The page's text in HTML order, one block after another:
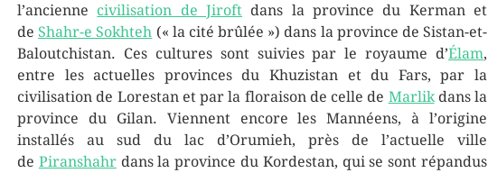
l’ancienne civilisation de Jiroft dans la province du Kerman et
deShahr-e Sokhteh (« la cité brûlée ») dans la province de Sistan-et-
Baloutchistan. Ces cultures sont suivies par le royaume d’Élam,
entre les actuelles provinces du Khuzistan et du Fars, par la
civilisation de Lorestan et par la floraison de celle de Marlikdans la
province du Gilan. Viennent encore les Mannéens, à l’origine
installés au sud du lac d’Orumieh, près de l’actuelle ville
de Piranshahrdans la province du Kordestan, qui se sont répandus